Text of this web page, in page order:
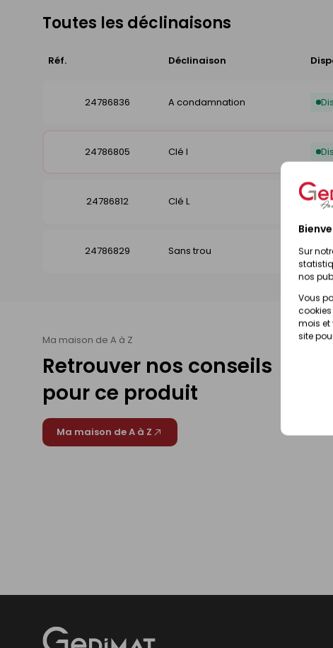
Sur
nos
Vous
mois et
site
Toutes les déclinaisons
Réf. Déclinaison
24786836 A condamnation
24786805
Clé I
24786812 Clé L
24786829
Sans trou
Ma maison de A à Z
Retrouver nos conseils
pour ce produit
Ma maison de A à Z